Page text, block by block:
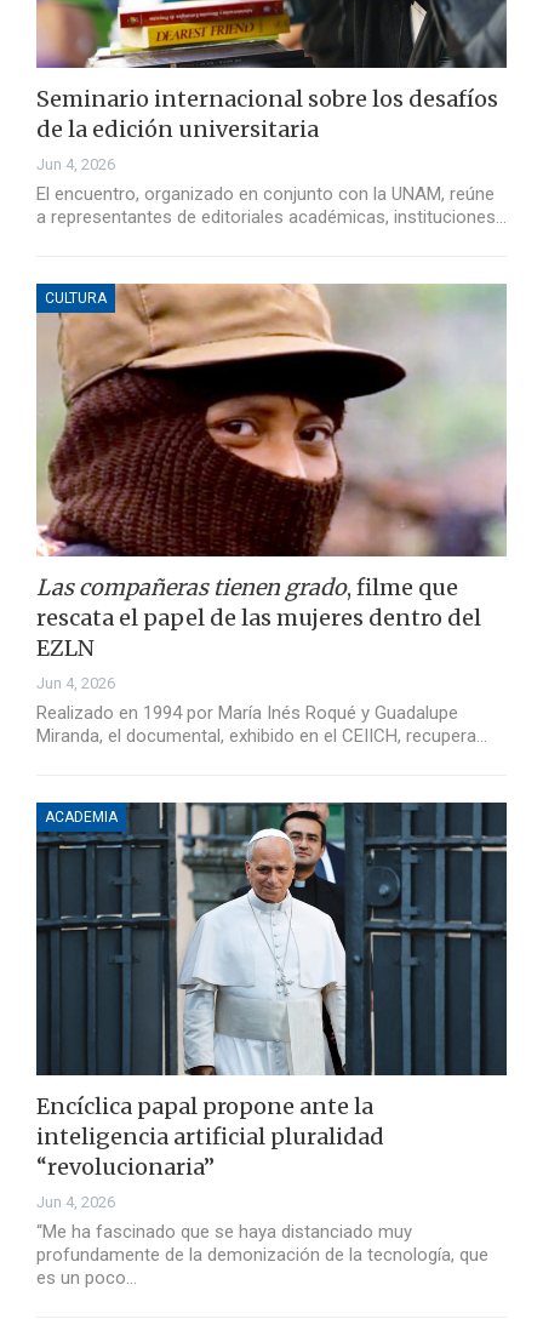
Seminario internacional sobre los desafíos
de la edición universitaria
Jun 4, 2026
El encuentro, organizado en conjunto con la UNAM, reúne
a representantes de editoriales académicas, instituciones…
CULTURA
Las compañeras tienen grado, filme que
rescata el papel de las mujeres dentro del
EZLN
Jun 4, 2026
Realizado en 1994 por María Inés Roqué y Guadalupe
Miranda, el documental, exhibido en el CEIICH, recupera…
ACADEMIA
Encíclica papal propone ante la
inteligencia artificial pluralidad
“revolucionaria”
Jun 4, 2026
“Me ha fascinado que se haya distanciado muy
profundamente de la demonización de la tecnología, que
es un poco…